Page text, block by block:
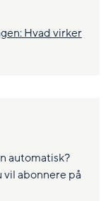
Hvad virker
automatisk?
abonnere på